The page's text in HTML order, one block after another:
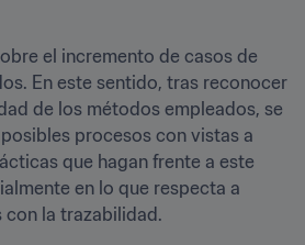
el incremento de casos de
En este sentido, tras reconocer
de los métodos empleados, se
procesos con vistas a
que hagan frente a este
en lo que respecta a
con la trazabilidad.